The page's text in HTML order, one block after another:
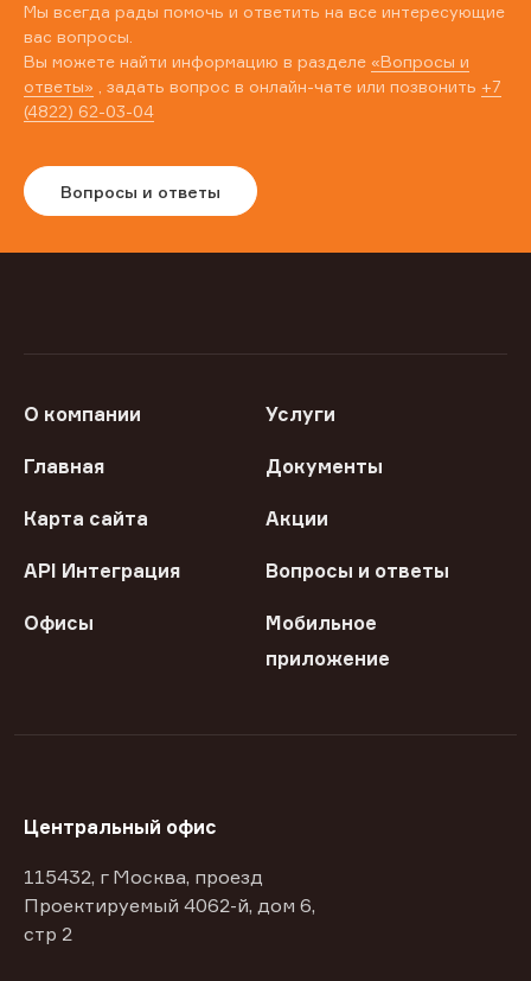
Мы всегда рады помочь и ответить на все интересующие
вас вопросы.
Вы можете найти информацию в разделе «Вопросы и
ответы» , задать вопрос в онлайн-чате или позвонить +7
(4822) 62-03-04
Вопросы и ответы
О компании Услуги
Главная Документы
Карта сайта Акции
API Интеграция Вопросы и ответы
Офисы
Мобильное
приложение
Центральный офис
115432, г Москва, проезд
Проектируемый 4062-й, дом 6,
стр 2